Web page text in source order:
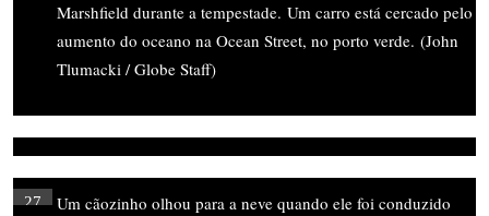
Marshfield durante a tempestade. Um carro está cercado pelo
aumento do oceano na Ocean Street, no porto verde. (John
Tlumacki / Globe Staff)
27
Um cãozinho olhou para a neve quando ele foi conduzido